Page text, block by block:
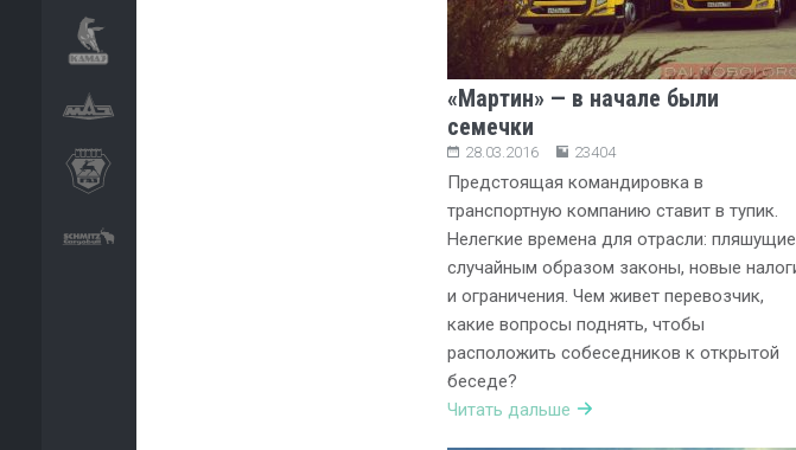
«Мартин» — в начале были
семечки
28.03.2016 23404
Предстоящая командировка в
транспортную компанию ставит в тупик.
Нелегкие времена для отрасли: пляшущие
случайным образом законы, новые
и ограничения. Чем живет перевозчик,
какие вопросы поднять, чтобы
расположить собеседников к открытой
беседе?
Читать дальше